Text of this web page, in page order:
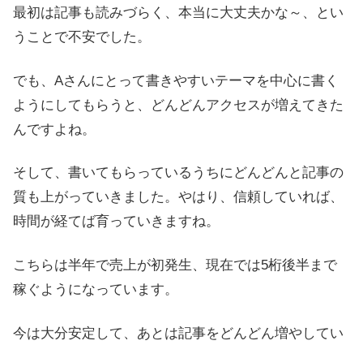
最初は記事も読みづらく、本当に大丈夫かな～、とい
うことで不安でした。
でも、Aさんにとって書きやすいテーマを中心に書く
ようにしてもらうと、どんどんアクセスが増えてきた
んですよね。
そして、書いてもらっているうちにどんどんと記事の
質も上がっていきました。やはり、信頼していれば、
時間が経てば育っていきますね。
こちらは半年で売上が初発生、現在では5桁後半まで
稼ぐようになっています。
今は大分安定して、あとは記事をどんどん増やしてい